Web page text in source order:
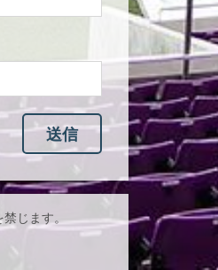
じます。